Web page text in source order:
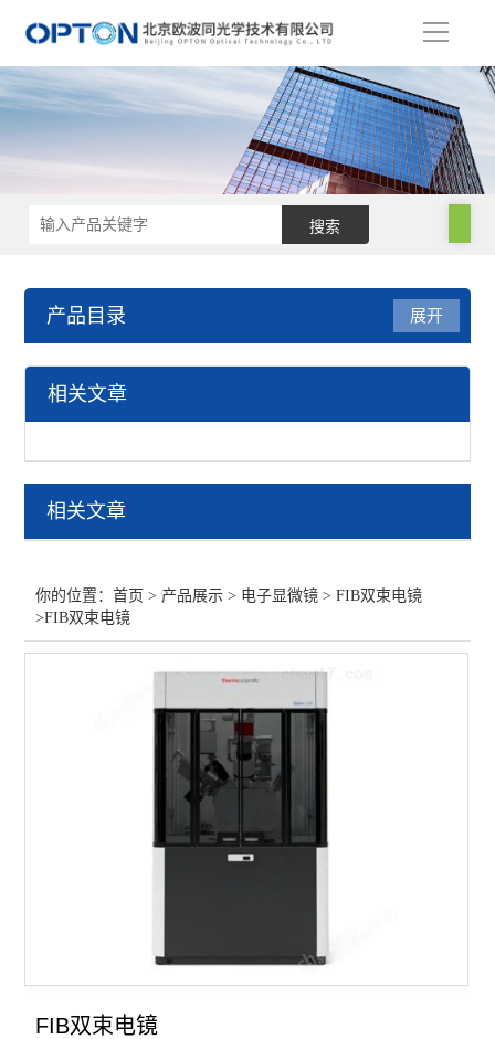
导
产品目录
电子显微镜
透射电镜
一键夹杂物分析系统
查看全部 >>
展开
相关文章
相关文章
你的位置：首页 > 产品展示 > 电子显微镜 >FIB双束电镜
>FIB双束电镜
FIB双束电镜